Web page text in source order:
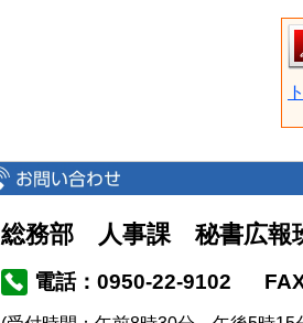
総務部 人事課 秘書広報
電話：0950-22-9102